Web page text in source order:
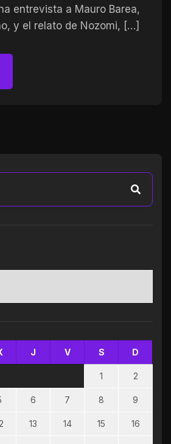
entrevista a Mauro Barea,
y el relato de Nozomi, […]
J V S D
1 2
6 7 8 9
13 14 15 16